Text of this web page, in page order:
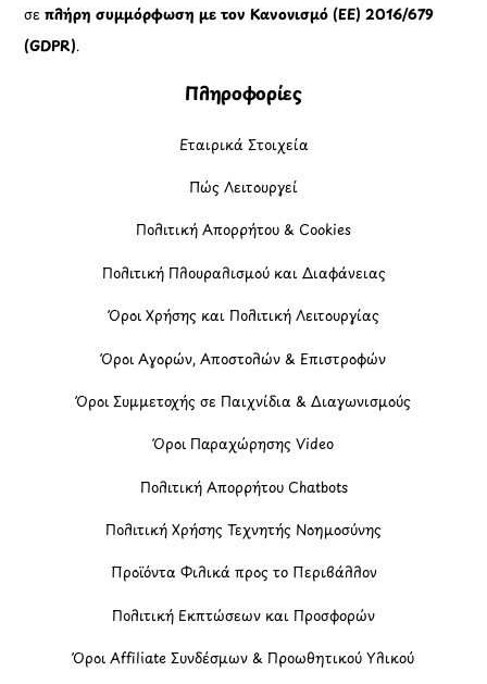
σεπλήρη συμμόρφωση με τον Κανονισμό (ΕΕ) 2016/679
(GDPR).
Πληροφορίες
Εταιρικά Στοιχεία
Πώς Λειτουργεί
Πολιτική Απορρήτου & Cookies
Πολιτική Πλουραλισμού και Διαφάνειας
Όροι Χρήσης και Πολιτική Λειτουργίας
Όροι Αγορών, Αποστολών & Επιστροφών
Όροι Συμμετοχής σε Παιχνίδια & Διαγωνισμούς
Όροι Παραχώρησης Video
Πολιτική Απορρήτου Chatbots
Πολιτική Χρήσης Τεχνητής Νοημοσύνης
Προϊόντα Φιλικά προς το Περιβάλλον
Πολιτική Εκπτώσεων και Προσφορών
Όροι Affiliate Συνδέσμων & Προωθητικού Υλικού